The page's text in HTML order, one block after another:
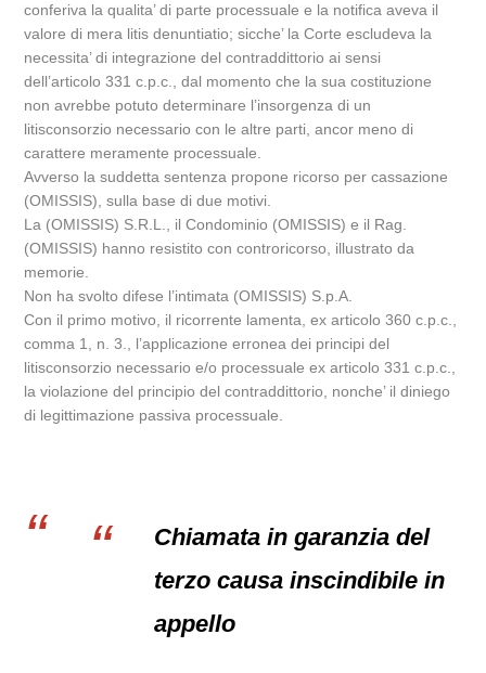
conferiva la qualita’ di parte processuale e la notifica aveva il
valore di mera litis denuntiatio; sicche’ la Corte escludeva la
necessita’ di integrazione del contraddittorio ai sensi
dell’articolo 331 c.p.c., dal momento che la sua costituzione
non avrebbe potuto determinare l’insorgenza di un
litisconsorzio necessario con le altre parti, ancor meno di
carattere meramente processuale.
Avverso la suddetta sentenza propone ricorso per cassazione
(OMISSIS), sulla base di due motivi.
La (OMISSIS) S.R.L., il Condominio (OMISSIS) e il Rag.
(OMISSIS) hanno resistito con controricorso, illustrato da
memorie.
Non ha svolto difese l’intimata (OMISSIS) S.p.A.
Con il primo motivo, il ricorrente lamenta, ex articolo 360 c.p.c.,
comma 1, n. 3., l’applicazione erronea dei principi del
litisconsorzio necessario e/o processuale ex articolo 331 c.p.c.,
la violazione del principio del contraddittorio, nonche’ il diniego
di legittimazione passiva processuale.
Chiamata in garanzia del
terzo causa inscindibile in
appello